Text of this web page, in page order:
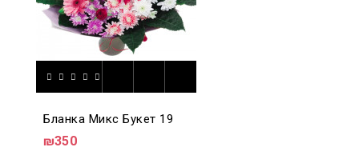
Бланка Микс Букет 19
₪350